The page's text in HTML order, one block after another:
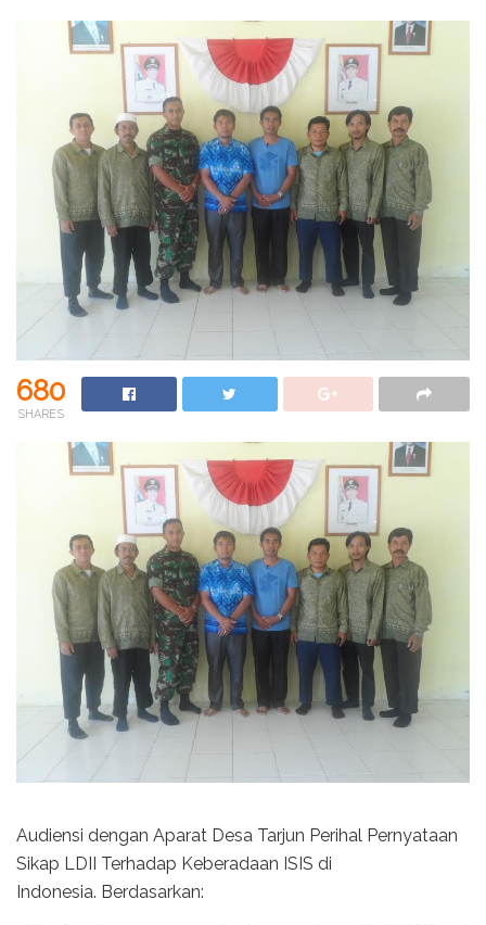
680
SHARES
Audiensi dengan Aparat Desa Tarjun Perihal Pernyataan
Sikap LDII Terhadap Keberadaan ISIS di
Indonesia. Berdasarkan: